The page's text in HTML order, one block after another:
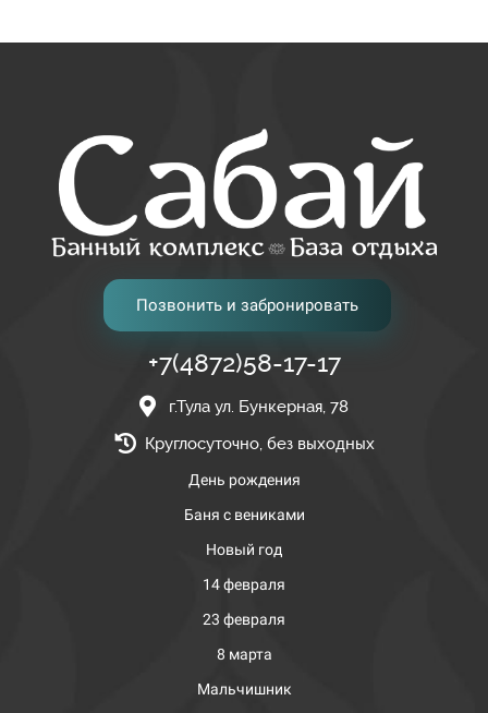
Позвонить и забронировать
+7(4872)58-17-17
г.Тула ул. Бункерная, 78
Круглосуточно, без выходных
День рождения
Баня с вениками
Новый год
14 февраля
23 февраля
8 марта
Мальчишник